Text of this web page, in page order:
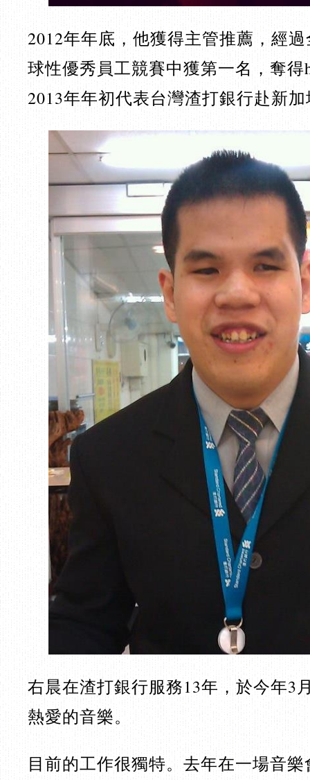
2012年年底，他獲得主管推薦，經
球性優秀員工競賽中獲第一名，奪得
2013年年初代表台灣渣打銀行赴新
右晨在渣打銀行服務13年，於今年3
熱愛的音樂。
目前的工作很獨特。去年在一場音